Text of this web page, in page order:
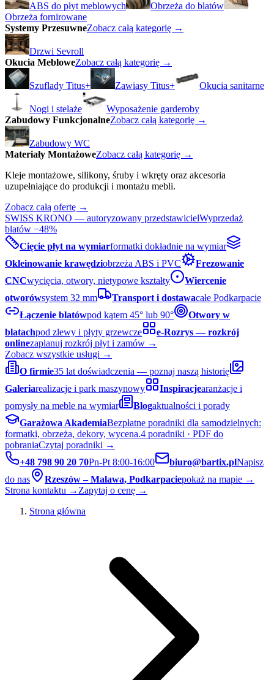
ABS do płyt meblowych
Obrzeża do blatów
Obrzeża fornirowane
Systemy PrzesuwneZobacz całą kategorię →
Drzwi Sevroll
Okucia MebloweZobacz całą kategorię →
Szuflady Titus+ Zawiasy Titus+ Okucia sanitarne
Nogi i stelaże
Wyposażenie garderoby
Zabudowy FunkcjonalneZobacz całą kategorię →
Zabudowy WC
Materiały MontażoweZobacz całą kategorię →
Kleje montażowe, silikony, śruby i wkręty oraz akcesoria
uzupełniające do produkcji i montażu mebli.
Zobacz całą ofertę →
SWISS KRONO — autoryzowany przedstawicielWyprzedaż
blatów −48%
Cięcie płyt na wymiarformatki dokładnie na wymiar
Okleinowanie krawędziobrzeża ABS i PVC
Frezowanie
CNCwycięcia, otwory, nietypowe kształty
Wiercenie
otworówsystem 32 mm Transport i dostawacałe Podkarpacie
Łączenie blatówpod kątem 45° lub 90°
Otwory w
blatachpod zlewy i płyty grzewcze
e-Rozrys — rozkrój
onlinezaplanuj rozkrój płyt i zamów →
Zobacz wszystkie usługi →
O firmie35 lat doświadczenia — poznaj naszą historię
Galeriarealizacje i park maszynowy Inspiracjearanżacje i
pomysły na meble na wymiar
Blogaktualności i porady
Garażowa AkademiaBezpłatne poradniki dla samodzielnych:
formatki, obrzeża, dekory, wycena.4 poradniki · PDF do
pobraniaCzytaj poradniki →
+48 798 90 20 70Pn-Pt 8:00-16:00 biuro@bartix.plNapisz
do nas
Rzeszów – Malawa, Podkarpaciepokaż na mapie →
Strona kontaktu → Zapytaj o cenę →
Strona główna